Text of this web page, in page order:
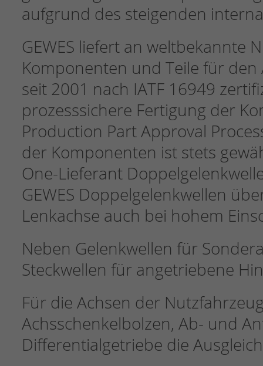
aufgrund des steigenden
GEWES liefert an weltbekannte
Komponenten und Teile für
seit 2001 nach IATF 16949
prozesssichere Fertigung der
Production Part Approval
der Komponenten ist stets
One-Lieferant
GEWES Doppelgelenkwellen
Lenkachse auch bei hohem
Neben Gelenkwellen für
Steckwellen für angetriebene
Für die Achsen der
Achsschenkelbolzen, Ab- und
Differentialgetriebe die